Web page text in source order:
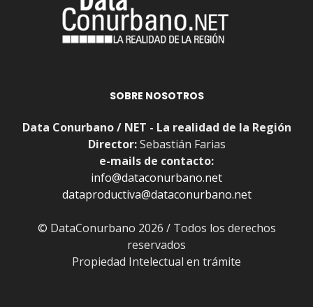
SOBRE NOSOTROS
Data Conurbano / NET - La realidad de la Región
Director:Sebastián Farias
e-mails de contacto:
info@dataconurbano.net
dataproductiva@dataconurbano.net
© DataConurbano 2026 / Todos los derechos
reservados
Propiedad Intelectual en trámite